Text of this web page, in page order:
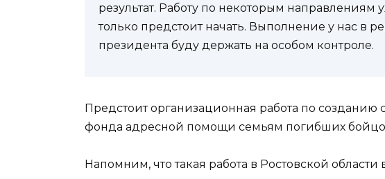
результат. Работу по некоторым направлениям
только предстоит начать. Выполнение у нас в
президента буду держать на особом контроле.
Предстоит организационная работа по созданию
фонда адресной помощи семьям погибших
Напомним, что такая работа в Ростовской